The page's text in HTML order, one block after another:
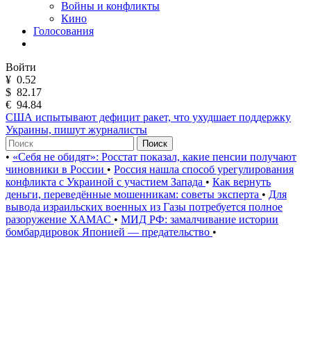
Войны и конфликты
Кино
Голосования
Войти
¥ 0.52
$ 82.17
€ 94.84
США испытывают дефицит ракет, что ухудшает поддержку
Украины, пишут журналисты
Поиск
• «Себя не обидят»: Росстат показал, какие пенсии получают
чиновники в России • Россия нашла способ урегулирования
конфликта с Украиной с участием Запада • Как вернуть
деньги, переведённые мошенникам: советы эксперта • Для
вывода израильских военных из Газы потребуется полное
разоружение ХАМАС • МИД РФ: замалчивание истории
бомбардировок Японией — предательство •